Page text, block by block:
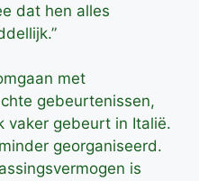
dat hen alles
met
gebeurtenissen,
vaker gebeurt in Italië.
georganiseerd.
is